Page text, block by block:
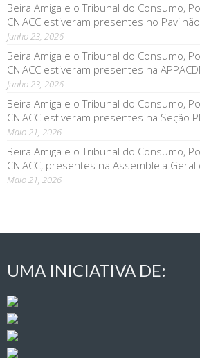
Beira Amiga e o Tribunal do Consumo,
CNIACC estiveram presentes no
Junho 23, 2026
Beira Amiga e o Tribunal do Consumo,
CNIACC estiveram presentes na
Junho 23, 2026
Beira Amiga e o Tribunal do Consumo,
CNIACC estiveram presentes na Seção
Maio 21, 2026
Beira Amiga e o Tribunal do Consumo,
CNIACC, presentes na Assembleia Geral
Maio 21, 2026
UMA INICIATIVA DE: